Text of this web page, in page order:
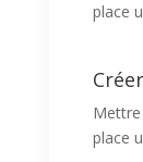
place
place